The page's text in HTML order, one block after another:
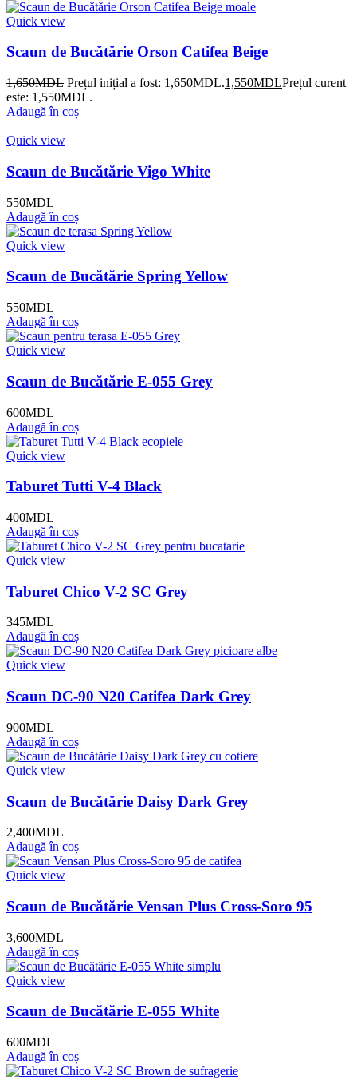
Quick view
Scaun de Bucătărie Orson Catifea Beige
1,650MDL Prețul inițial a fost: 1,650MDL.1,550MDLPrețul curent
este: 1,550MDL.
Adaugă în coș
Quick view
Scaun de Bucătărie Vigo White
550MDL
Adaugă în coș
Quick view
Scaun de Bucătărie Spring Yellow
550MDL
Adaugă în coș
Quick view
Scaun de Bucătărie E-055 Grey
600MDL
Adaugă în coș
Quick view
Taburet Tutti V-4 Black
400MDL
Adaugă în coș
Quick view
Taburet Chico V-2 SC Grey
345MDL
Adaugă în coș
Quick view
Scaun DC-90 N20 Catifea Dark Grey
900MDL
Adaugă în coș
Quick view
Scaun de Bucătărie Daisy Dark Grey
2,400MDL
Adaugă în coș
Quick view
Scaun de Bucătărie Vensan Plus Cross-Soro 95
3,600MDL
Adaugă în coș
Quick view
Scaun de Bucătărie E-055 White
600MDL
Adaugă în coș